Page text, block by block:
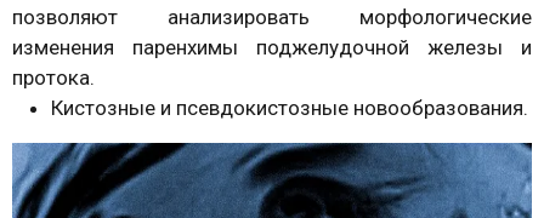
позволяют анализировать морфологические
изменения паренхимы поджелудочной железы и
протока.
Кистозные и псевдокистозные новообразования.